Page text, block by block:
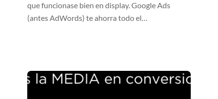
que funcionase bien en display. Google Ads
(antes AdWords) te ahorra todo el…